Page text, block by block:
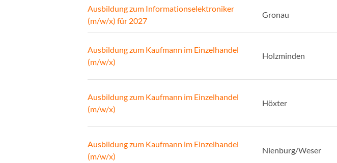
Ausbildung zum Informationselektroniker
(m/w/x) für 2027
Gronau
Ausbildung zum Kaufmann im Einzelhandel
(m/w/x)
Holzminden
Ausbildung zum Kaufmann im Einzelhandel
(m/w/x)
Höxter
Ausbildung zum Kaufmann im Einzelhandel
(m/w/x)
Nienburg/Weser